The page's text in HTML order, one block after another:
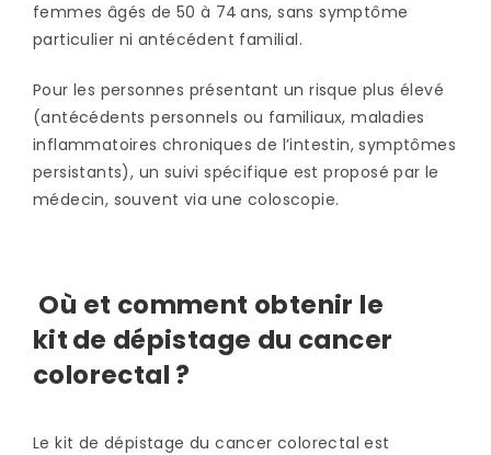
femmes âgés de 50 à 74 ans, sans symptôme
particulier ni antécédent familial.
Pour les personnes présentant un risque plus élevé
(antécédents personnels ou familiaux, maladies
inflammatoires chroniques de l’intestin, symptômes
persistants), un suivi spécifique est proposé par le
médecin, souvent via une coloscopie.
Où et comment obtenir le
kit de dépistage du cancer
colorectal ?
Le kit de dépistage du cancer colorectal est